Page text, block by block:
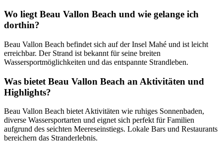
Wo liegt Beau Vallon Beach und wie gelange ich
dorthin?
Beau Vallon Beach befindet sich auf der Insel Mahé und ist leicht
erreichbar. Der Strand ist bekannt für seine breiten
Wassersportmöglichkeiten und das entspannte Strandleben.
Was bietet Beau Vallon Beach an Aktivitäten und
Highlights?
Beau Vallon Beach bietet Aktivitäten wie ruhiges Sonnenbaden,
diverse Wassersportarten und eignet sich perfekt für Familien
aufgrund des seichten Meereseinstiegs. Lokale Bars und Restaurants
bereichern das Stranderlebnis.